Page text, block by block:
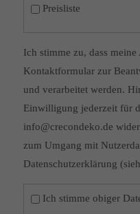
Preisliste
Ich stimme zu, dass meine
Kontaktformular zur
und verarbeitet werden.
Einwilligung jederzeit für
info@crecondeko.de
zum Umgang mit
Datenschutzerklärung
Ich stimme obiger